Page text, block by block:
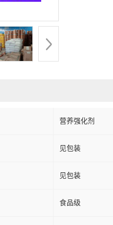
营养强化剂
见包装
见包装
食品级